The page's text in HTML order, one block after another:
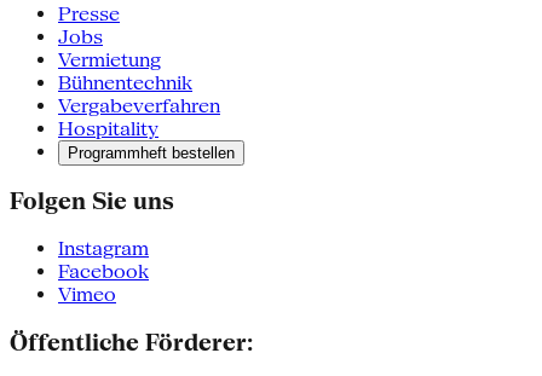
Presse
Jobs
Vermietung
Bühnentechnik
Vergabeverfahren
Hospitality
Programmheft bestellen
Folgen Sie uns
Instagram
Facebook
Vimeo
Öffentliche Förderer: